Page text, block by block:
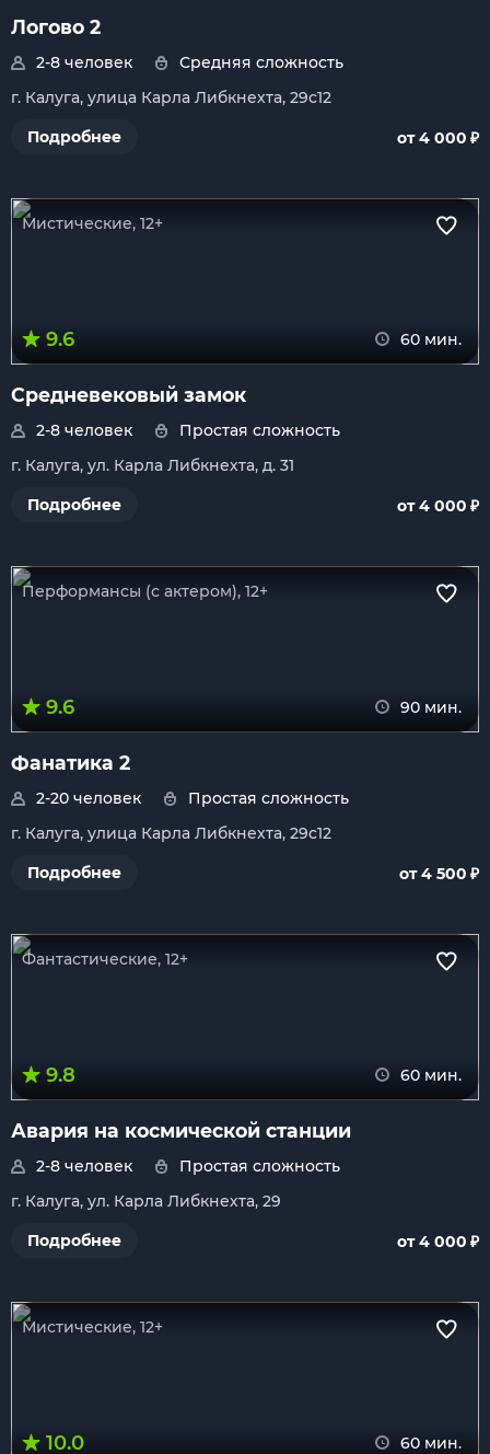
Логово 2
2-8 человек
Средняя сложность
г. Калуга, улица Карла Либкнехта, 29с12
Подробнее
от 4 000 ₽
Мистические, 12+
9.6 60 мин.
Средневековый замок
2-8 человек
Простая сложность
г. Калуга, ул. Карла Либкнехта, д. 31
Подробнее
от 4 000 ₽
Перформансы (с актером), 12+
9.6 90 мин.
Фанатика 2
2-20 человек
Простая сложность
г. Калуга, улица Карла Либкнехта, 29с12
Подробнее
от 4 500 ₽
Фантастические, 12+
9.8 60 мин.
Авария на космической станции
2-8 человек
Простая сложность
г. Калуга, ул. Карла Либкнехта, 29
Подробнее
от 4 000 ₽
Мистические, 12+
10.0 60 мин.